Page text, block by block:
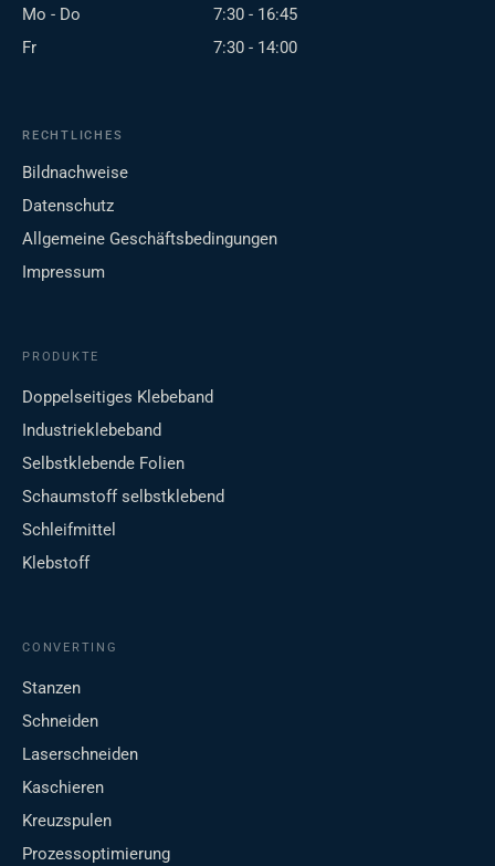
Mo - Do
7:30 - 16:45
Fr
7:30 - 14:00
RECHTLICHES
Bildnachweise
Datenschutz
Allgemeine Geschäftsbedingungen
Impressum
PRODUKTE
Doppelseitiges Klebeband
Industrieklebeband
Selbstklebende Folien
Schaumstoff selbstklebend
Schleifmittel
Klebstoff
CONVERTING
Stanzen
Schneiden
Laserschneiden
Kaschieren
Kreuzspulen
Prozessoptimierung